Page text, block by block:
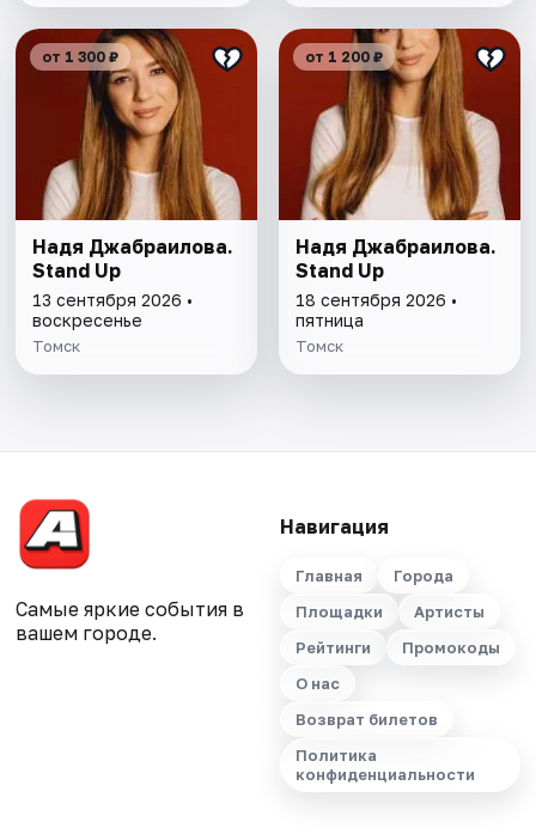
от 1 300 ₽
Надя Джабраилова.
Stand Up
13 сентября 2026 •
воскресенье
Томск
от 1 200 ₽
Надя Джабраилова.
Stand Up
18 сентября 2026 •
пятница
Томск
Самые яркие события в
вашем городе.
Навигация
Главная
Города
Площадки
Артисты
Рейтинги
Промокоды
О нас
Возврат билетов
Политика
конфиденциальности